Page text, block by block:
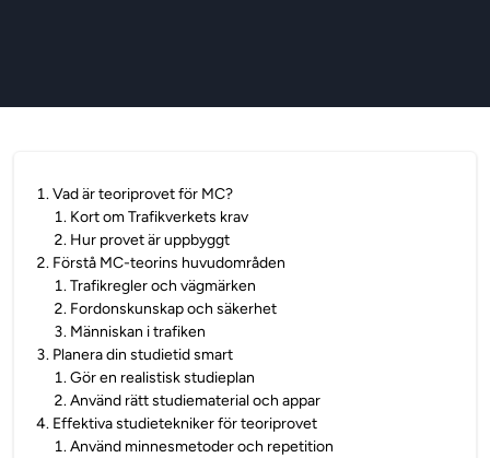
1.Vad är teoriprovet för MC?
1. Kort om Trafikverkets krav
2. Hur provet är uppbyggt
2. Förstå MC-teorins huvudområden
1.Trafikregler och vägmärken
2. Fordonskunskap och säkerhet
3. Människan i trafiken
3. Planera din studietid smart
1.Gör en realistisk studieplan
2.Använd rätt studiematerial och appar
4. Effektiva studietekniker för teoriprovet
1.Använd minnesmetoder och repetition